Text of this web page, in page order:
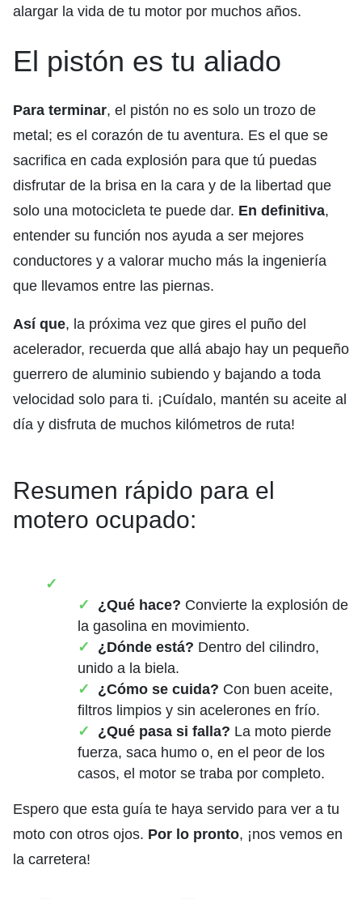
alargar la vida de tu motor por muchos años.
El pistón es tu aliado
Para terminar, el pistón no es solo un trozo de
metal; es el corazón de tu aventura. Es el que se
sacrifica en cada explosión para que tú puedas
disfrutar de la brisa en la cara y de la libertad que
solo una motocicleta te puede dar. En definitiva,
entender su función nos ayuda a ser mejores
conductores y a valorar mucho más la ingeniería
que llevamos entre las piernas.
Así que, la próxima vez que gires el puño del
acelerador, recuerda que allá abajo hay un pequeño
guerrero de aluminio subiendo y bajando a toda
velocidad solo para ti. ¡Cuídalo, mantén su aceite al
día y disfruta de muchos kilómetros de ruta!
Resumen rápido para el
motero ocupado:
¿Qué hace? Convierte la explosión de
la gasolina en movimiento.
¿Dónde está? Dentro del cilindro,
unido a la biela.
¿Cómo se cuida? Con buen aceite,
filtros limpios y sin acelerones en frío.
¿Qué pasa si falla? La moto pierde
fuerza, saca humo o, en el peor de los
casos, el motor se traba por completo.
Espero que esta guía te haya servido para ver a tu
moto con otros ojos. Por lo pronto, ¡nos vemos en
la carretera!